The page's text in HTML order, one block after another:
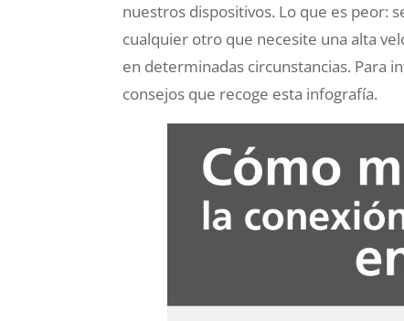
nuestros dispositivos. Lo que es peor:
cualquier otro que necesite una alta
en determinadas circunstancias. Para
consejos que recoge esta infografía.